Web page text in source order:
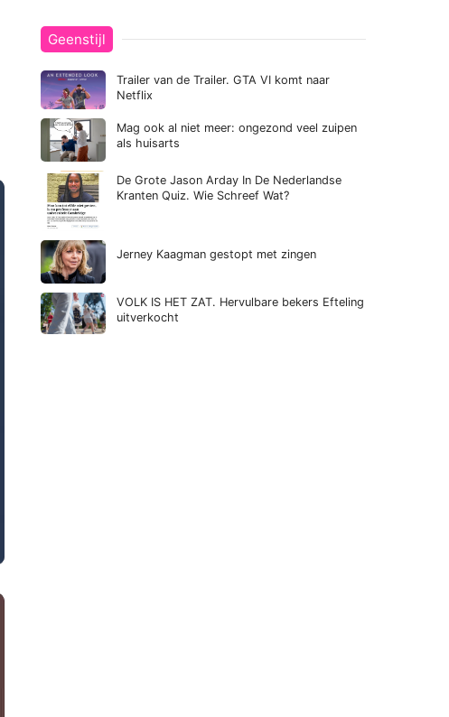
Geenstijl
Trailer van de Trailer. GTA VI komt naar
Netflix
Mag ook al niet meer: ongezond veel zuipen
als huisarts
De Grote Jason Arday In De Nederlandse
Kranten Quiz. Wie Schreef Wat?
Jerney Kaagman gestopt met zingen
VOLK IS HET ZAT. Hervulbare bekers Efteling
uitverkocht